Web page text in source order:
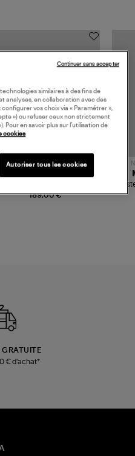
NOUVELLE COLLECTION
189,00 €
Mousse
GRATUITE
€ d'achat*
similaires à des fins de
analyses, en collaboration avec des
vos choix via « Paramétrer »,
») ou refuser ceux non strictement
Pour en savoir plus sur l’utilisation de
cookies
Autoriser tous les cookies
Continuer sans accepter